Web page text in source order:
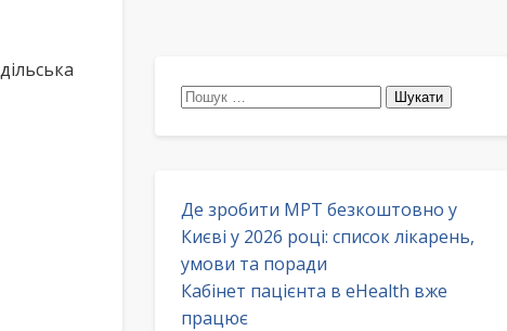
Пошук:
Де зробити МРТ безкоштовно у
Києві у 2026 році: список лікарень,
умови та поради
Кабінет пацієнта в eHealth вже
працює